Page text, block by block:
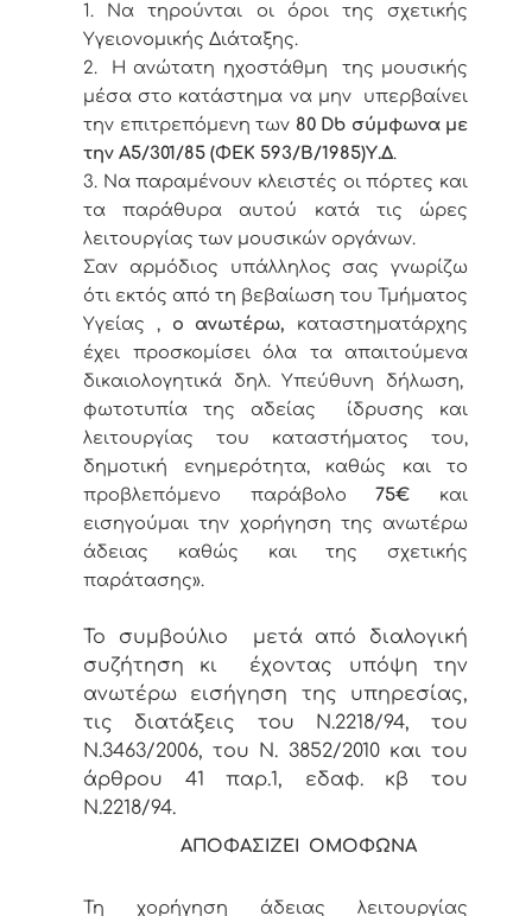
1. Να τηρούνται οι όροι της σχετικής
Υγειονομικής Διάταξης.
2. Η ανώτατη ηχοστάθμη της μουσικής
μέσα στο κατάστημα να μην υπερβαίνει
την επιτρεπόμενη των 80 Db σύμφωνα με
την Α5/301/85 (ΦΕΚ 593/Β/1985)Υ.Δ.
3. Να παραμένουν κλειστές οι πόρτες και
τα παράθυρα αυτού κατά τις ώρες
λειτουργίας των μουσικών οργάνων.
Σαν αρμόδιος υπάλληλος σας γνωρίζω
ότι εκτός από τη βεβαίωση του Τμήματος
Υγείας , ο ανωτέρω, καταστηματάρχης
έχει προσκομίσει όλα τα απαιτούμενα
δικαιολογητικά δηλ. Υπεύθυνη δήλωση,
φωτοτυπία της αδείας ίδρυσης και
λειτουργίας του καταστήματος του,
δημοτική ενημερότητα, καθώς και το
προβλεπόμενο παράβολο75€ και
εισηγούμαι την χορήγηση της ανωτέρω
άδειας καθώς και της σχετικής
παράτασης».
Το συμβούλιο μετά από διαλογική
συζήτηση κι έχοντας υπόψη την
ανωτέρω εισήγηση της υπηρεσίας,
τις διατάξεις του Ν.2218/94, του
Ν.3463/2006, του Ν. 3852/2010 και του
άρθρου 41 παρ.1, εδαφ. κβ του
Ν.2218/94.
ΑΠΟΦΑΣΙΖΕΙ ΟΜΟΦΩΝΑ
Τη χορήγηση άδειας λειτουργίας